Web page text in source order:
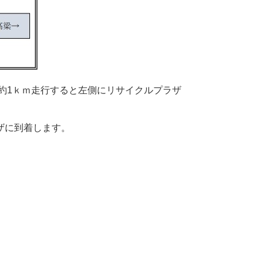
1ｋｍ走行すると左側にリサイクルプラザ
到着します。